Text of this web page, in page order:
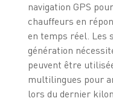
navigation GPS
chauffeurs en
en temps réel. Les
génération
peuvent être
multilingues pour
lors du dernier